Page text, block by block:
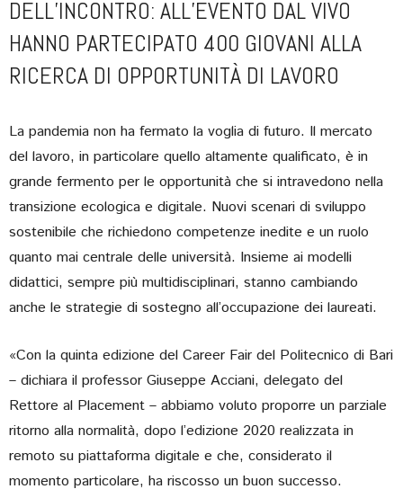
DELL’INCONTRO: ALL’EVENTO DAL VIVO
HANNO PARTECIPATO 400 GIOVANI ALLA
RICERCA DI OPPORTUNITÀ DI LAVORO
La pandemia non ha fermato la voglia di futuro. Il mercato
del lavoro, in particolare quello altamente qualificato, è in
grande fermento per le opportunità che si intravedono nella
transizione ecologica e digitale. Nuovi scenari di sviluppo
sostenibile che richiedono competenze inedite e un ruolo
quanto mai centrale delle università. Insieme ai modelli
didattici, sempre più multidisciplinari, stanno cambiando
anche le strategie di sostegno all’occupazione dei laureati.
«Con la quinta edizione del Career Fair del Politecnico di Bari
­– dichiara il professor Giuseppe Acciani, delegato del
Rettore al Placement – abbiamo voluto proporre un parziale
ritorno alla normalità, dopo l’edizione 2020 realizzata in
remoto su piattaforma digitale e che, considerato il
momento particolare, ha riscosso un buon successo.